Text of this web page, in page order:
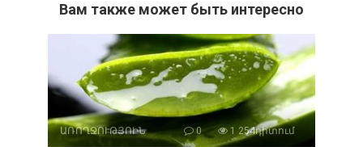
Вам также может быть интересно
ԱՌՈՂՋՈՒԹՅՈԻՆ 0 1 254դիտում